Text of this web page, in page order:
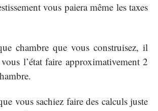
vous paiera même les taxes
chambre que vous construisez, il
l’état faire approximativement 2
vous sachiez faire des calculs juste